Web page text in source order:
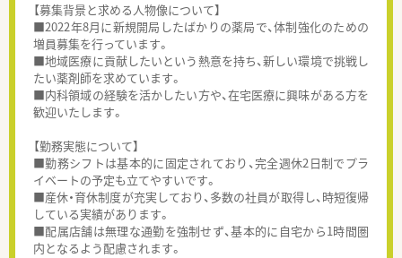
【募集背景と求める人物像について】
■2022年8月に新規開局したばかりの薬局で、体制強化のための
増員募集を行っています。
■地域医療に貢献したいという熱意を持ち、新しい環境で挑戦し
たい薬剤師を求めています。
■内科領域の経験を活かしたい方や、在宅医療に興味がある方を
歓迎いたします。
【勤務実態について】
■勤務シフトは基本的に固定されており、完全週休2日制でプラ
イベートの予定も立てやすいです。
■産休・育休制度が充実しており、多数の社員が取得し、時短復帰
している実績があります。
■配属店舗は無理な通勤を強制せず、基本的に自宅から1時間圏
内となるよう配慮されます。